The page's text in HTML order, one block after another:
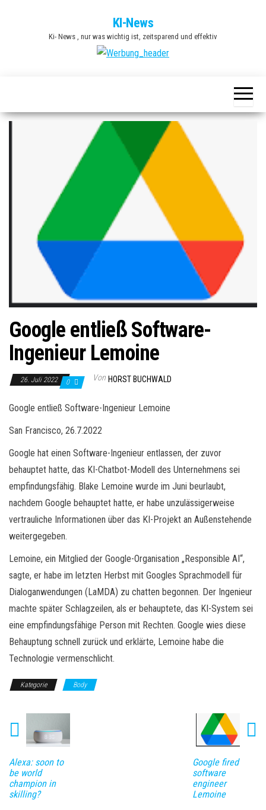
KI-News
Ki- News , nur was wichtig ist, zeitsparend und effektiv
Google entließ Software-
Ingenieur Lemoine
26. Juli 2022 0 Von HORST BUCHWALD
Google entließ Software-Ingenieur Lemoine
San Francisco, 26.7.2022
Google hat einen Software-Ingenieur entlassen, der zuvor
behauptet hatte, das KI-Chatbot-Modell des Unternehmens sei
empfindungsfähig. Blake Lemoine wurde im Juni beurlaubt,
nachdem Google behauptet hatte, er habe unzulässigerweise
vertrauliche Informationen über das KI-Projekt an Außenstehende
weitergegeben.
Lemoine, ein Mitglied der Google-Organisation „Responsible AI“,
sagte, er habe im letzten Herbst mit Googles Sprachmodell für
Dialoganwendungen (LaMDA) zu chatten begonnen. Der Ingenieur
machte später Schlagzeilen, als er behauptete, das KI-System sei
eine empfindungsfähige Person mit Rechten. Google wies diese
Behauptung schnell zurück und erklärte, Lemoine habe die
Technologie vermenschlicht.
Kategorie Body
Alexa: soon to
be world
champion in
skilling?
Google fired
software
engineer
Lemoine